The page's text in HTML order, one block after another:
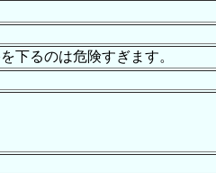
下るのは危険すぎます。